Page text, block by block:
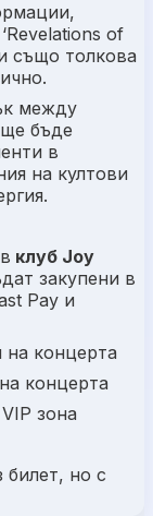
‘Revelations of
също толкова
между
бъде
в
на култови
в клуб Joy
закупени в
Pay и
концерта
концерта
зона
билет, но с